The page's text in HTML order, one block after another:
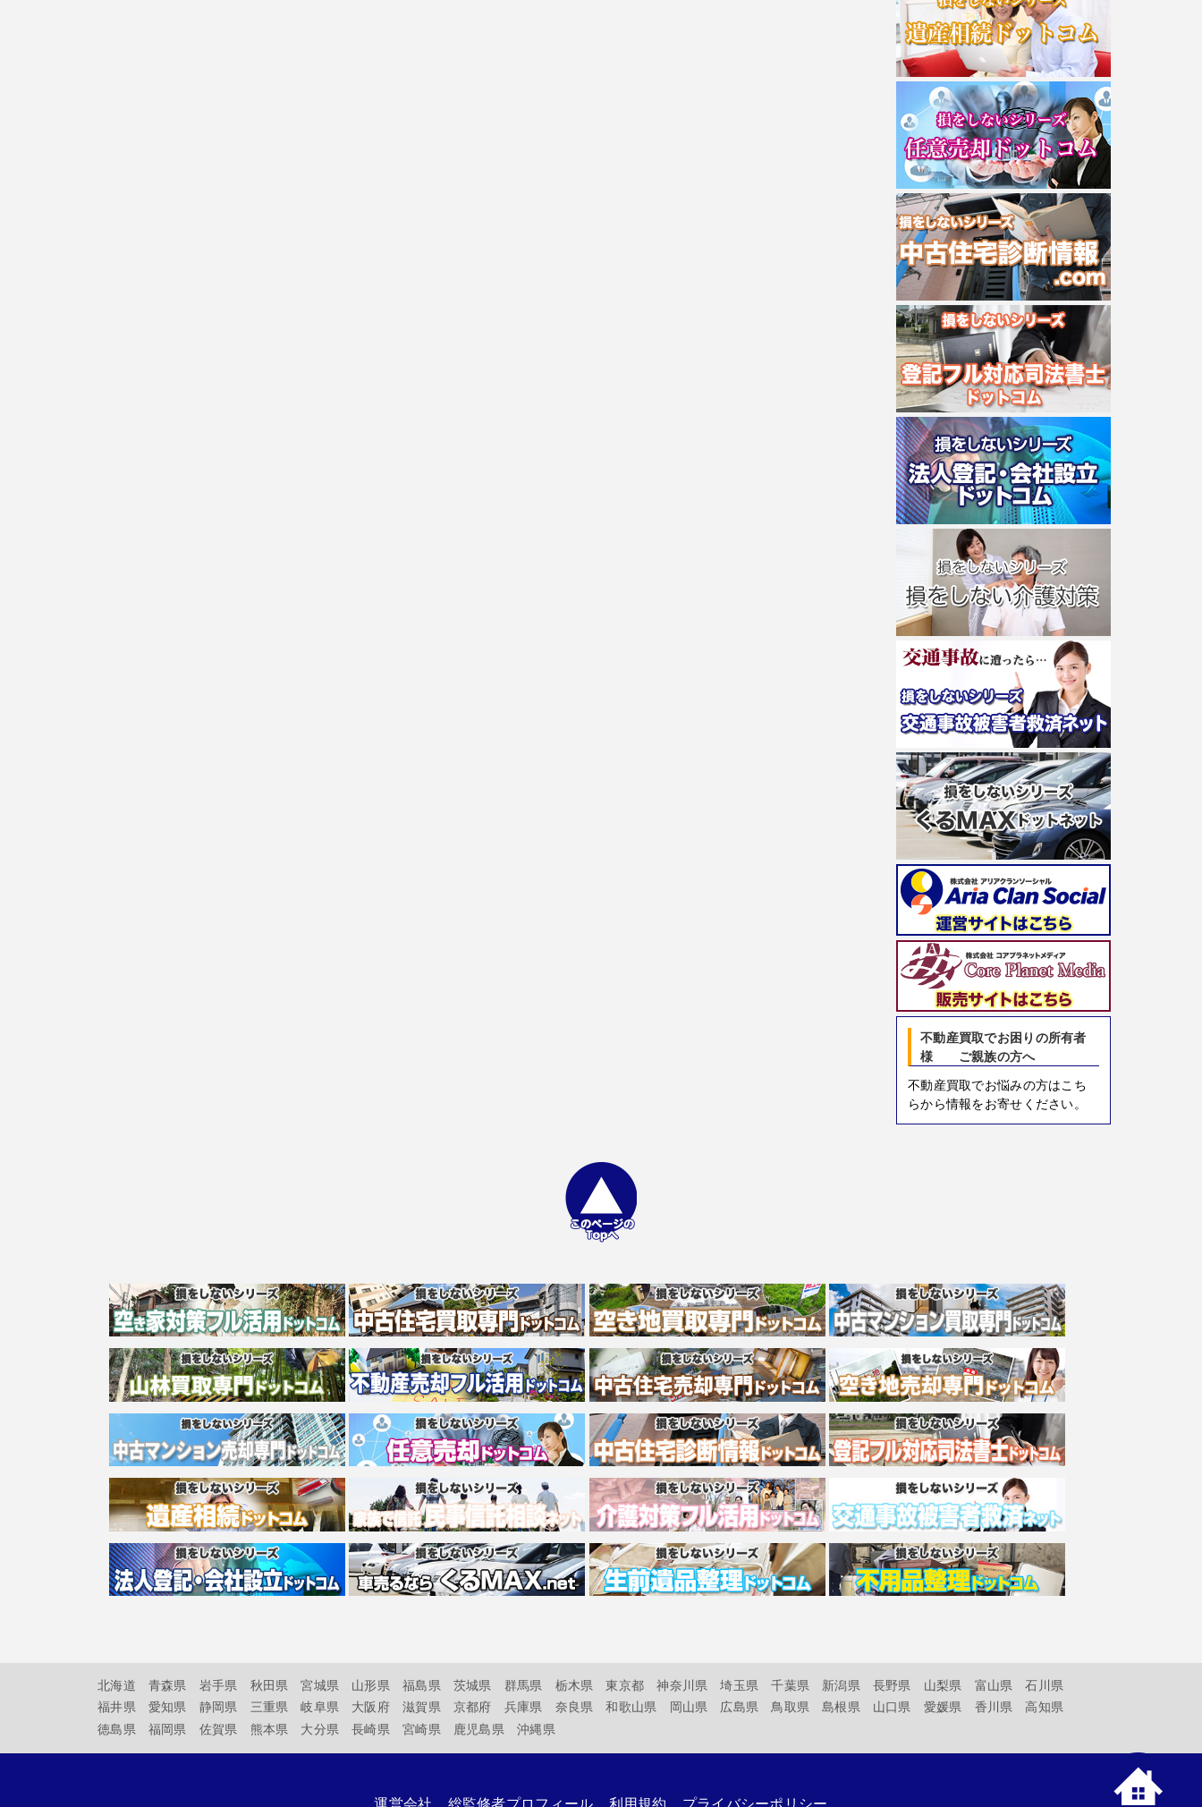
不動産買取でお困りの所有者
様 ご親族の方へ
不動産買取でお悩みの方はこち
らから情報をお寄せください。
北海道 青森県 岩手県 秋田県 宮城県 山形県 福島県 茨城県 群馬県 栃木県 東京都 神奈川県 埼玉県 千葉県 新潟県 長野県 山梨県 富山県
石川県
福井県
愛知県 静岡県 三重県 岐阜県 大阪府 滋賀県 京都府 兵庫県 奈良県 和歌山県 岡山県 広島県 鳥取県 島根県 山口県 愛媛県 香川県
高知県
徳島県
福岡県 佐賀県 熊本県 大分県 長崎県 宮崎県 鹿児島県 沖縄県